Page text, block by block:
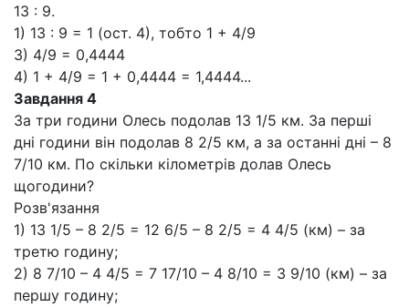
13 : 9.
1) 13 : 9 = 1 (ост. 4), тобто 1 + 4/9
3) 4/9 = 0,4444
4) 1 + 4/9 = 1 + 0,4444 = 1,4444...
Завдання 4
За три години Олесь подолав 13 1/5 км. За перші
дні години він подолав 8 2/5 км, а за останні дні – 8
7/10 км. По скільки кілометрів долав Олесь
щогодини?
Розв'язання
1) 13 1/5 – 8 2/5 = 12 6/5 – 8 2/5 = 4 4/5 (км) – за
третю годину;
2) 8 7/10 – 4 4/5 = 7 17/10 – 4 8/10 = 3 9/10 (км) – за
першу годину;